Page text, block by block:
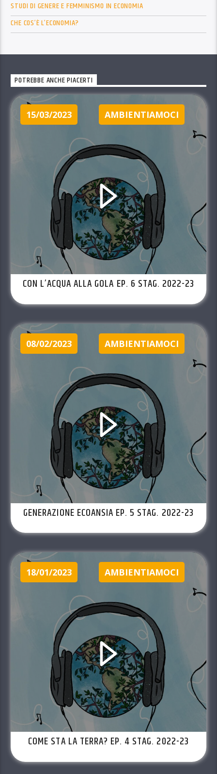
STUDI DI GENERE E FEMMINISMO IN ECONOMIA
CHE COS’È L’ECONOMIA?
POTREBBE ANCHE PIACERTI
15/03/2023 AMBIENTIAMOCI
CON L’ACQUA ALLA GOLA EP. 6 STAG. 2022-23
08/02/2023 AMBIENTIAMOCI
GENERAZIONE ECOANSIA EP. 5 STAG. 2022-23
18/01/2023 AMBIENTIAMOCI
COME STA LA TERRA? EP. 4 STAG. 2022-23